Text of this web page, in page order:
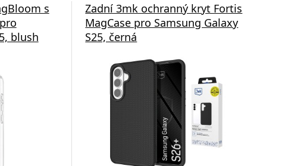
s
blush
Zadní 3mk ochranný kryt Fortis
MagCase pro Samsung Galaxy
S25, černá